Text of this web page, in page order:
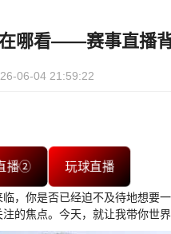
哪看——赛事直播
06-04 21:59:22
播② 玩球直播
，你是否已经迫不及待地想要
的焦点。今天，就让我带你世